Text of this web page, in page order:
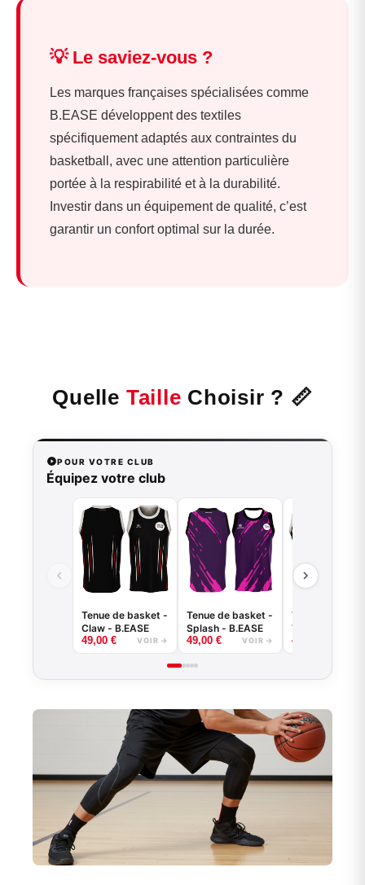
💡 Le saviez-vous ?
Les marques françaises spécialisées comme
B.EASE développent des textiles
spécifiquement adaptés aux contraintes du
basketball, avec une attention particulière
portée à la respirabilité et à la durabilité.
Investir dans un équipement de qualité, c’est
garantir un confort optimal sur la durée.
Quelle Taille Choisir ? 📏
POUR VOTRE CLUB
Équipez votre club
Tenue de basket -
Claw - B.EASE
49,00 € VOIR →
Tenue de basket -
Splash - B.EASE
49,00 € VOIR →
Tenue de
Tiger - B.EASE
49,00